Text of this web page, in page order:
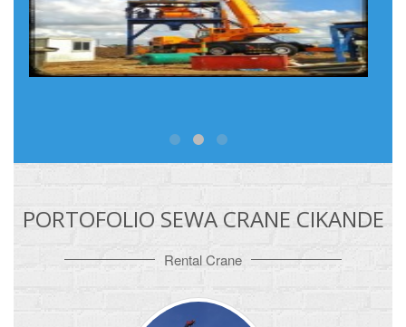
PORTOFOLIO SEWA CRANE CIKANDE
Rental Crane